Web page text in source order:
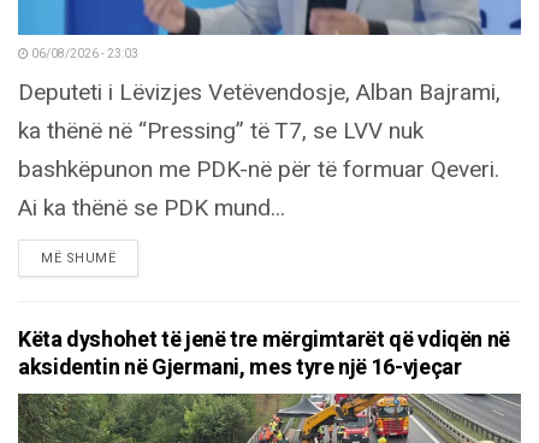
06/08/2026 - 23:03
Deputeti i Lëvizjes Vetëvendosje, Alban Bajrami,
ka thënë në “Pressing” të T7, se LVV nuk
bashkëpunon me PDK-në për të formuar Qeveri.
Ai ka thënë se PDK mund...
MË SHUMËDETAILS
Këta dyshohet të jenë tre mërgimtarët që vdiqën në
aksidentin në Gjermani, mes tyre një 16-vjeçar